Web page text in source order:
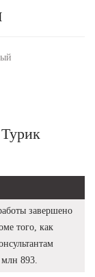
завершено
того, как
893.